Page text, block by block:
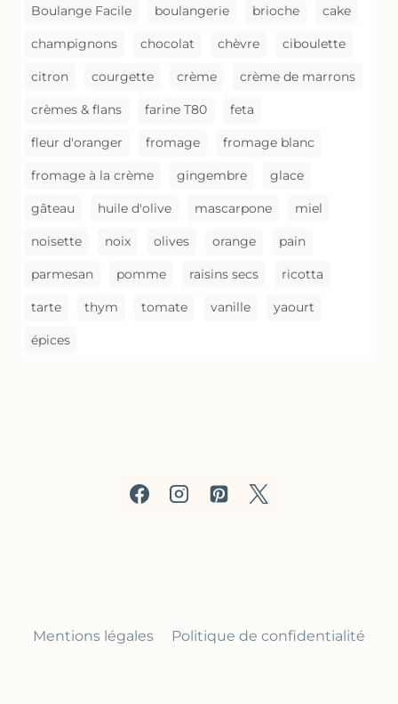
Boulange Facile boulangerie brioche cake
champignons chocolat chèvre ciboulette
citron courgette crème crème de marrons
crèmes & flans farine T80 feta
fleur d'oranger fromage fromage blanc
fromage à la crème gingembre glace
gâteau huile d'olive mascarpone miel
noisette noix olives orange pain
parmesan pomme raisins secs ricotta
tarte thym tomate vanille yaourt
épices
Mentions légales Politique de confidentialité